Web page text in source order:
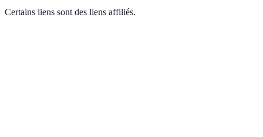
Certains liens sont des liens affiliés.